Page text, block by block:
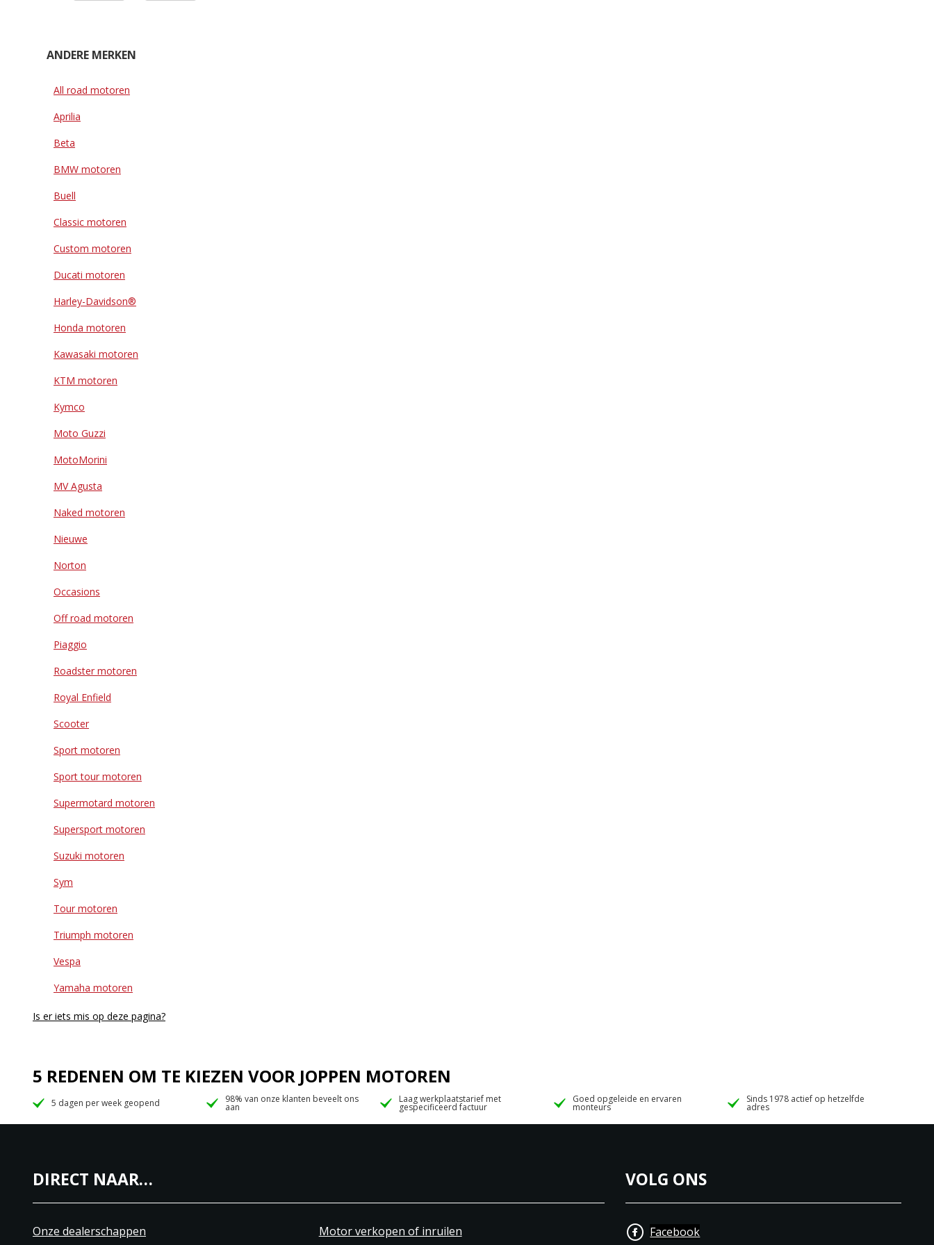
ANDERE MERKEN
All road motoren
Aprilia
Beta
BMW motoren
Buell
Classic motoren
Custom motoren
Ducati motoren
Harley-Davidson®
Honda motoren
Kawasaki motoren
KTM motoren
Kymco
Moto Guzzi
MotoMorini
MV Agusta
Naked motoren
Nieuwe
Norton
Occasions
Off road motoren
Piaggio
Roadster motoren
Royal Enfield
Scooter
Sport motoren
Sport tour motoren
Supermotard motoren
Supersport motoren
Suzuki motoren
Sym
Tour motoren
Triumph motoren
Vespa
Yamaha motoren
Is er iets mis op deze pagina?
5 REDENEN OM TE KIEZEN VOOR JOPPEN MOTOREN
5 dagen per week geopend 98% van onze klanten beveelt ons
aan
Laag werkplaatstarief met
gespecificeerd factuur
Goed opgeleide en ervaren
monteurs
Sinds 1978 actief op hetzelfde
adres
DIRECT NAAR…
Onze dealerschappen Motor verkopen of inruilen
VOLG ONS
Facebook